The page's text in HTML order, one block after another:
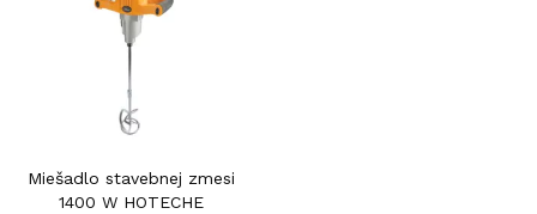
Miešadlo stavebnej zmesi
1400 W HOTECHE